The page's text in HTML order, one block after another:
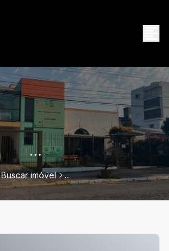
...
Buscar imóvel ...